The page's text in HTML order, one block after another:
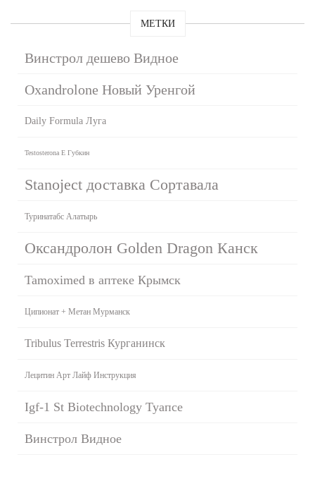
МЕТКИ
Винстрол дешево Видное
Oxandrolone Новый Уренгой
Daily Formula Луга
Testosterona E Губкин
Stanoject доставка Сортавала
Туринатабс Алатырь
Оксандролон Golden Dragon Канск
Tamoximed в аптеке Крымск
Ципионат + Метан Мурманск
Tribulus Terrestris Курганинск
Лецитин Арт Лайф Инструкция
Igf-1 St Biotechnology Туапсе
Винстрол Видное